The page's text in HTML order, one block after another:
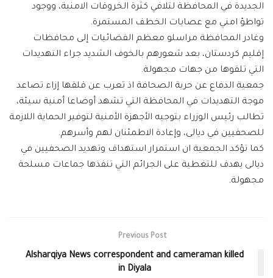
الجديدة في المحافظة لتلافي كثرة الخروقات الامنية، ووجود
تواطؤ امني مع عصابات الخطف المستمرة.
وغادر المحافظة مراسلو معظم الفضائيات إلى محافظات
إقليم كردستان، بعد شعورهم بالخوف الشديد جراء التهديدات
التي تلقوها من جهات مجهولة.
جمعية الدفاع عن حرية الصحافة اذ تعرب عن قلقها إزاء تصاعد
موجة التهديدات في المحافظة التي تشهد أوضاعا أمنية سيئة،
تطالب رئيس الوزراء بتوجيه الأجهزة الأمنية لتوفير الحماية اللازمة
للصحفيين في ديالى، وإعادة الاطمئنان لهم وأسرهم.
كما تؤكد الجمعية ان استمرار استهداف وتهديد الصحفيين في
ديالى يهدف للتغطية على الجرائم التي تنفذها جماعات مسلحة
مجهولة.
Previous Post
Alsharqiya News correspondent and cameraman killed
in Diyala